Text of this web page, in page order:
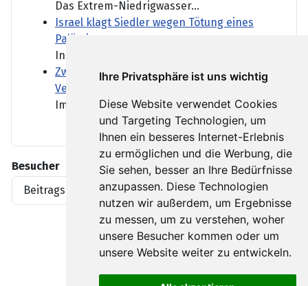
Ihre Privatsphäre ist uns wichtig
Diese Website verwendet Cookies
und Targeting Technologien, um
Ihnen ein besseres Internet-Erlebnis
zu ermöglichen und die Werbung, die
Sie sehen, besser an Ihre Bedürfnisse
anzupassen. Diese Technologien
nutzen wir außerdem, um Ergebnisse
zu messen, um zu verstehen, woher
unsere Besucher kommen oder um
unsere Website weiter zu entwickeln.
Das Extrem-Niedrigwasser...
Israel klagt Siedler wegen Tötung eines
Palästinensers an
In den vergangenen Jahren...
Zwei Straßenbahnen kollidiert - viele
Verletzte in Gelsenkirchen
Im nordrhein-westfälischen...
Besucher
Beitragsaufrufe
1919396